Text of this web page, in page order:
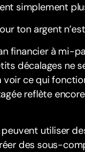
simplement
ton argent
financier à mi-
décalages ne
voir ce qui
reflète
utiliser
des sous-